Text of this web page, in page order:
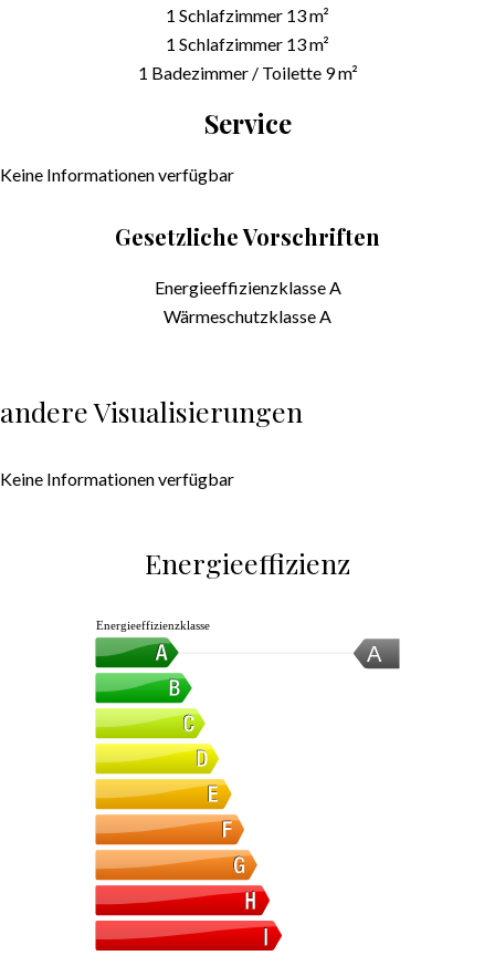
1 Schlafzimmer 13 m²
1 Schlafzimmer 13 m²
1 Badezimmer / Toilette 9 m²
Service
Keine Informationen verfügbar
Gesetzliche Vorschriften
EnergieeffizienzklasseA
WärmeschutzklasseA
andere Visualisierungen
Keine Informationen verfügbar
Energieeffizienz
A
Energieeffizienzklasse